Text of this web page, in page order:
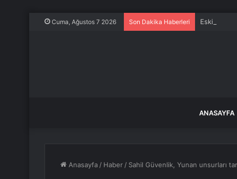
Cuma, Ağustos 7 2026 Son Dakika Haberleri Eski
ANASAYFA
Anasayfa / Haber / Sahil Güvenlik, Yunan unsurları